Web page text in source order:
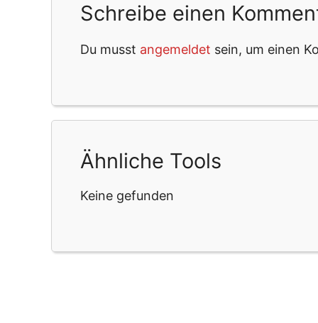
Schreibe einen
Du musst angemeldet sein, um einen
Ähnliche Tools
Keine gefunden